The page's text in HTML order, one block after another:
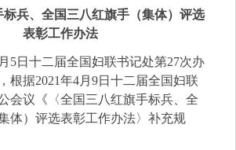
兵、全国三八红旗手（集体）评选
表彰工作办法
月5日十二届全国妇联书记处第27次办
根据2021年4月9日十二届全国妇联
会议《〈全国三八红旗手标兵、全
体）评选表彰工作办法〉补充规